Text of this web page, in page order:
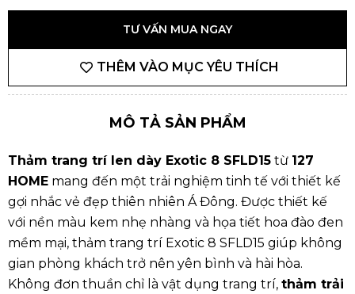
TƯ VẤN MUA NGAY
THÊM VÀO MỤC YÊU THÍCH
MÔ TẢ SẢN PHẨM
Thảm trang trí len dày Exotic 8 SFLD15 từ 127
HOME mang đến một trải nghiệm tinh tế với thiết kế
gợi nhắc vẻ đẹp thiên nhiên Á Đông. Được thiết kế
với nền màu kem nhẹ nhàng và họa tiết hoa đào đen
mềm mại, thảm trang trí Exotic 8 SFLD15 giúp không
gian phòng khách trở nên yên bình và hài hòa.
Không đơn thuần chỉ là vật dụng trang trí, thảm trải